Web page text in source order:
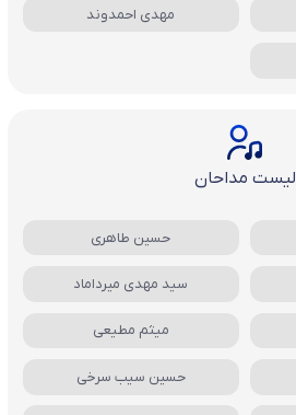
مهدی احمدوند
لیست مداحان
حسین طاهری
سید مهدی میرداماد
میثم مطیعی
حسین سیب سرخی